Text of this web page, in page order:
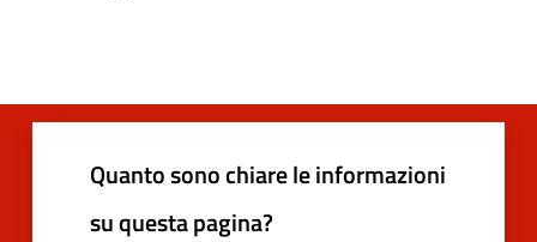
Quanto sono chiare le informazioni
su questa pagina?